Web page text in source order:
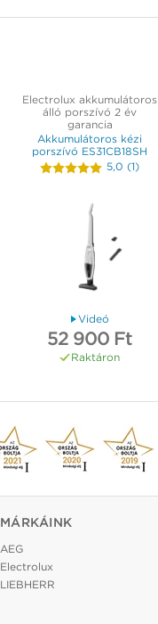
Electrolux akkumulátoros
álló porszívó 2 év
garancia
Akkumulátoros kézi
porszívó ES31CB18SH
5,0 (1)
Videó
52 900 Ft
Raktáron
MÁRKÁINK
AEG
Electrolux
LIEBHERR